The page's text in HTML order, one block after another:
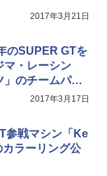
2017年3月21日
のSUPER GTを
マ・レーシン
」のチームパー
2017年3月17日
参戦マシン「Ke
ラーリング公